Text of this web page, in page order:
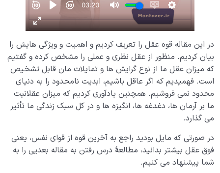
در این مقاله قوه عقل را تعریف کردیم و اهمیت و ویژگی هایش را
بیان کردیم. منظور از عقل نظری و عملی را مشخص کرده و گفتیم
که میزان عقل ما از نوع گرایش ها و تمایلات مان قابل تشخیص
است. فهمیدیم که اگر عاقل باشیم، ابدیت نامحدود را به دنیای
محدود نمی فروشیم. همچنین یادآوری کردیم که میزان عقلانیت
ما بر آرمان ها، دغدغه ها، انگیزه ها و در کل سبک زندگی ما تأثیر
می گذارد.
در صورتی که مایل بودید راجع به آخرین قوه از قوای نفس، یعنی
فوق عقل بیشتر بدانید، مطالعۀ درس رفتن به مقاله بعدیی را به
شما پیشنهاد می کنیم.